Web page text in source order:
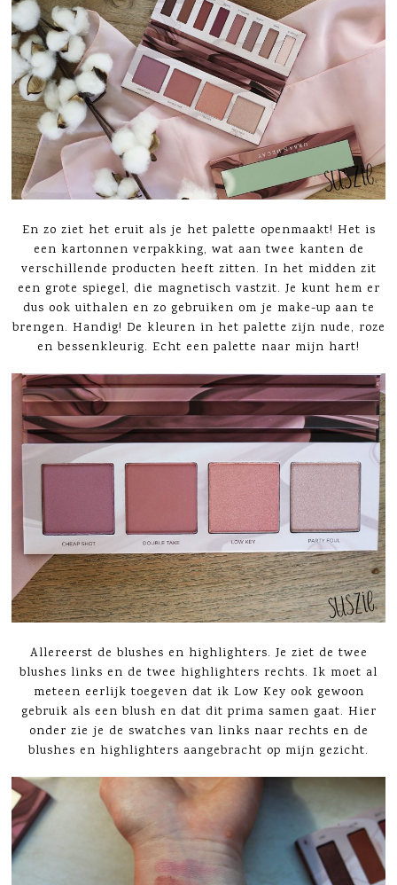
En zo ziet het eruit als je het palette openmaakt! Het is
een kartonnen verpakking, wat aan twee kanten de
verschillende producten heeft zitten. In het midden zit
een grote spiegel, die magnetisch vastzit. Je kunt hem er
dus ook uithalen en zo gebruiken om je make-up aan te
brengen. Handig! De kleuren in het palette zijn nude, roze
en bessenkleurig. Echt een palette naar mijn hart!
Allereerst de blushes en highlighters. Je ziet de twee
blushes links en de twee highlighters rechts. Ik moet al
meteen eerlijk toegeven dat ik Low Key ook gewoon
gebruik als een blush en dat dit prima samen gaat. Hier
onder zie je de swatches van links naar rechts en de
blushes en highlighters aangebracht op mijn gezicht.